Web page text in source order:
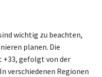
wichtig zu beachten,
planen. Die
+33, gefolgt von der
verschiedenen Regionen